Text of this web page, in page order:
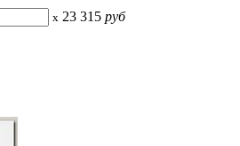
x 23 315 руб